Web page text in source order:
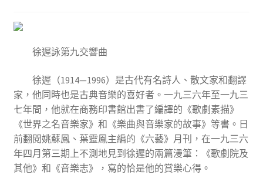
徐遲詠第九交響曲
徐遲（1914—1996）是古代有名詩人、散文家和翻譯
家，他同時也是古典音樂的喜好者。一九三六年至一九三
七年間，他就在商務印書館出書了編譯的《歌劇素描》
《世界之名音樂家》和《樂曲與音樂家的故事》等書。日
前翻閱姚蘇鳳、葉靈鳳主編的《六藝》月刊，在一九三六
年四月第三期上不測地見到徐遲的兩篇漫筆：《歌劇院及
其他》和《音樂志》，寫的恰是他的賞樂心得。